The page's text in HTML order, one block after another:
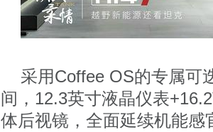
采用Coffee OS的专属可
间，12.3英寸液晶仪表
体后视镜，全面延续机能感